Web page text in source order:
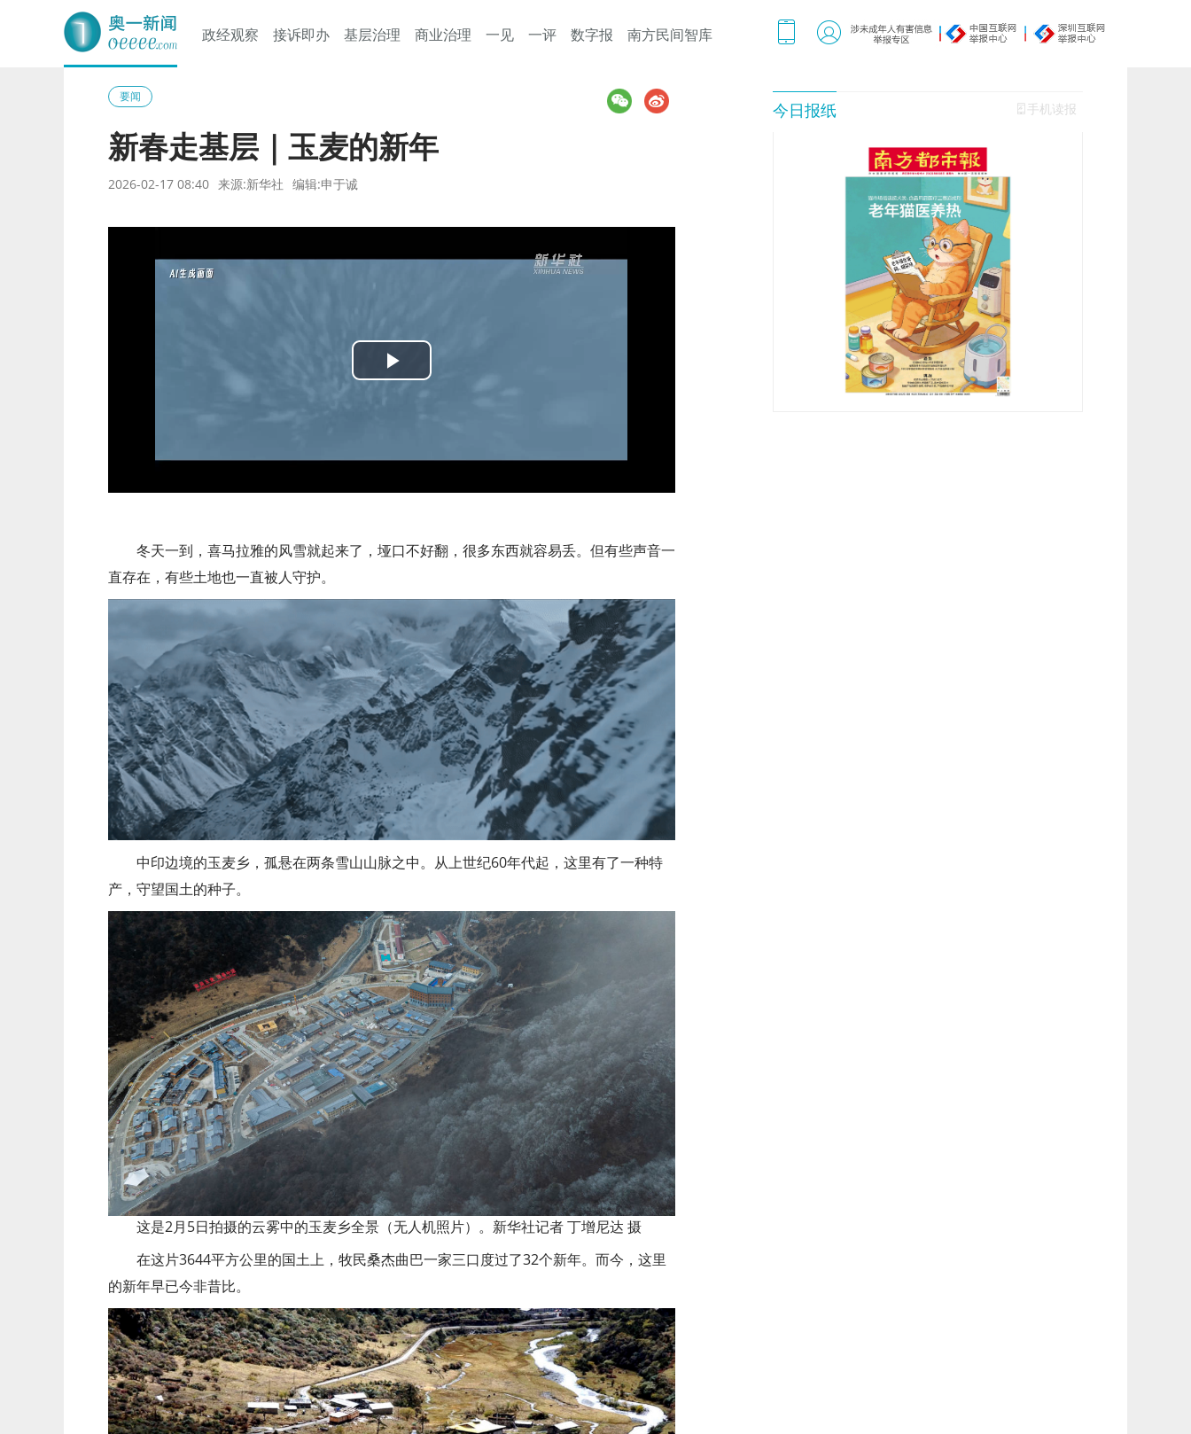
奥一网
政经观察 接诉即办 基层治理 商业治理 一见 一评 数字报 南方民间智库
要闻
新春走基层｜玉麦的新年
2026-02-17 08:40 来源:新华社 编辑:申于诚
Play
冬天一到，喜马拉雅的风雪就起来了，垭口不好翻，很多东西就容易丢。但有些声音一
直存在，有些土地也一直被人守护。
中印边境的玉麦乡，孤悬在两条雪山山脉之中。从上世纪60年代起，这里有了一种特
产，守望国土的种子。
这是2月5日拍摄的云雾中的玉麦乡全景（无人机照片）。新华社记者 丁增尼达 摄
在这片3644平方公里的国土上，牧民桑杰曲巴一家三口度过了32个新年。而今，这里
的新年早已今非昔比。
今日报纸 手机读报